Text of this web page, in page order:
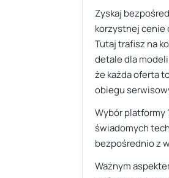
Zyskaj
korzystnej cenie
Tutaj trafisz na
detale dla
że każda oferta
obiegu
Wybór platformy
świadomych
bezpośrednio z
Ważnym